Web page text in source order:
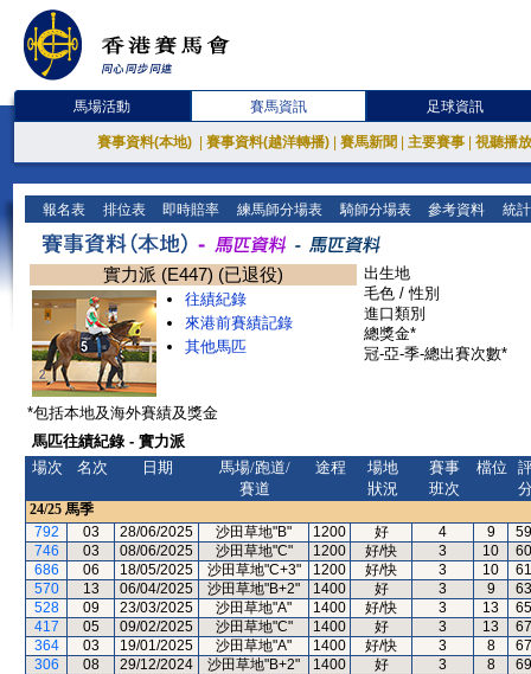
馬場活動 賽馬資訊 足球資訊
賽事資料(本地) 賽事資料(越洋轉播) 賽馬新聞 主要賽事 視聽播
報名表 排位表 即時賠率 練馬師分場表 騎師分場表 參考資料 統
實力派 (E447) (已退役)
往績紀錄
來港前賽績記錄
其他馬匹
出生地
毛色 / 性別
進口類別
總獎金*
冠-亞-季-總出賽次數*
*包括本地及海外賽績及獎金
馬匹往績紀錄 - 實力派
場次
名次 日期
馬場/跑道/
賽道
途程
場地
狀況
賽事
班次
檔位
24/25 馬季
792
03 28/06/2025 沙田草地"B" 1200 好 4 9
59
746
03 08/06/2025 沙田草地"C" 1200 好/快 3 10
60
686
06 18/05/2025 沙田草地"C+3" 1200 好/快 3 10
61
570
13 06/04/2025 沙田草地"B+2" 1400 好 3 9
63
528
09 23/03/2025 沙田草地"A" 1400 好/快 3 13
65
417
05 09/02/2025 沙田草地"C" 1400 好 3 13
67
364
03 19/01/2025 沙田草地"A" 1400 好/快 3 8
67
306
08 29/12/2024 沙田草地"B+2" 1400 好 3 8
69